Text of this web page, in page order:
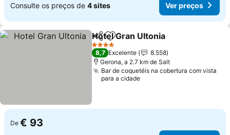
Consulte os preços de 4 sites Ver preços
PartilharAdicionar aos favoritos
Hotel Gran Ultonia
4 Estrelas
8,7 Excelente
8.558
Gerona, a 2.7 km de Salt
Bar de coquetéis na cobertura com vista
para a cidade
De € 93